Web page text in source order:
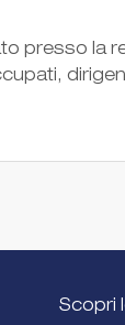
presso la
Scopri